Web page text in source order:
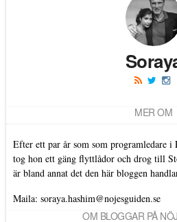
MER OM
Efter ett par år som som programledare
tog hon ett gäng flyttlådor och drog till
är bland annat det den här bloggen
Maila: soraya.hashim@nojesguiden.se
OM BLOGGAR PÅ